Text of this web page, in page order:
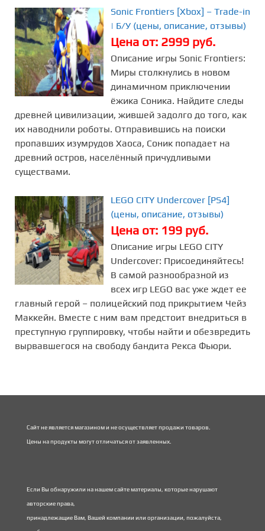
Sonic Frontiers [Xbox] – Trade-in
| Б/У (цены, описание, отзывы)
Цена от: 2999 руб.
Описание игры Sonic Frontiers:
Миры столкнулись в новом
динамичном приключении
ёжика Соника. Найдите следы
древней цивилизации, жившей задолго до того, как
их наводнили роботы. Отправившись на поиски
пропавших изумрудов Хаоса, Соник попадает на
древний остров, населённый причудливыми
существами.
LEGO CITY Undercover [PS4]
(цены, описание, отзывы)
Цена от: 199 руб.
Описание игры LEGO CITY
Undercover: Присоединяйтесь!
В самой разнообразной из
всех игр LEGO вас уже ждет ее
главный герой – полицейский под прикрытием Чейз
Маккейн. Вместе с ним вам предстоит внедриться в
преступную группировку, чтобы найти и обезвредить
вырвавшегося на свободу бандита Рекса Фьюри.
Сайт не является магазином и не осуществляет продажи товаров.
Цены на продукты могут отличаться от заявленных.
Если Вы обнаружили на нашем сайте материалы, которые нарушают
авторские права,
принадлежащие Вам, Вашей компании или организации, пожалуйста,